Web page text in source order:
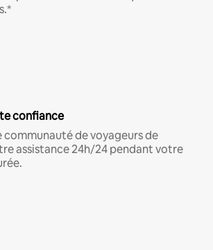
confiance
communauté de voyageurs de
assistance 24h/24 pendant votre